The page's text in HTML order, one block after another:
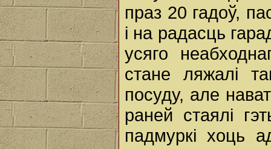
праз 20 гадоў,
і на радасць
усяго
стане ляжалі
посуду, але
раней стаялі
падмуркі хоць